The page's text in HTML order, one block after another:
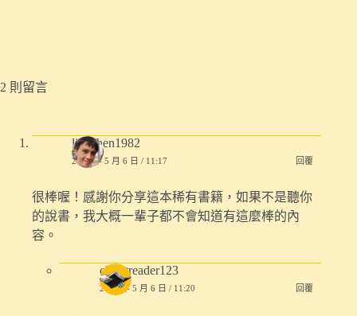
2 則留言
linkchen1982
2021 年 5 月 6 日 / 11:17 回覆
很棒喔！感謝你分享這本稀有書籍，如果不是聽你
的說書，我大概一輩子都不會知道有這麼棒的內
容。
closetreader123
2021 年 5 月 6 日 / 11:20 回覆